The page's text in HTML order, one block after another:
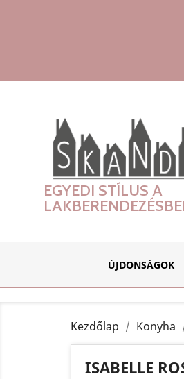
EGYEDI STÍLUS A
ÚJDONSÁGOK
Kezdőlap Konyha
ISABELLE